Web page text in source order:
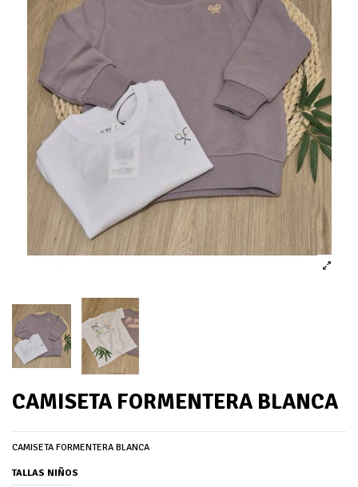
CAMISETA FORMENTERA BLANCA
CAMISETA FORMENTERA BLANCA
TALLAS NIÑOS